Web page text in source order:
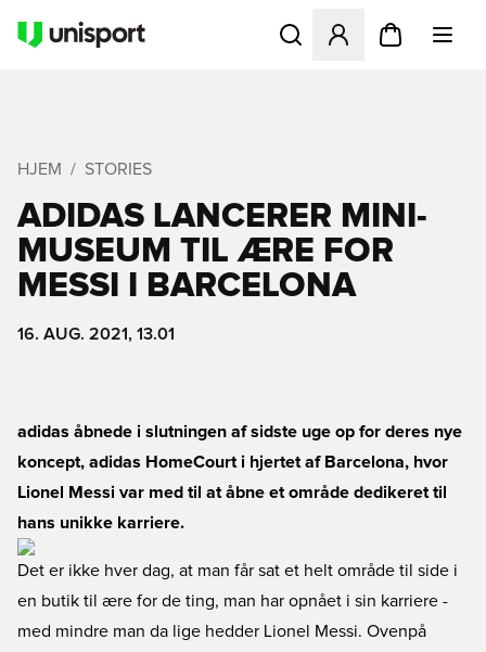
Åbner en Modal til at
HJEM STORIES
ADIDAS LANCERER MINI-
MUSEUM TIL ÆRE FOR
MESSI I BARCELONA
16. AUG. 2021, 13.01
adidas åbnede i slutningen af sidste uge op for deres nye
koncept, adidas HomeCourt i hjertet af Barcelona, hvor
Lionel Messi var med til at åbne et område dedikeret til
hans unikke karriere.
Det er ikke hver dag, at man får sat et helt område til side i
en butik til ære for de ting, man har opnået i sin karriere -
med mindre man da lige hedder Lionel Messi. Ovenpå